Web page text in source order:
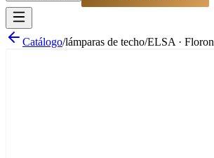
Catálogo/lámparas de techo/ELSA ·